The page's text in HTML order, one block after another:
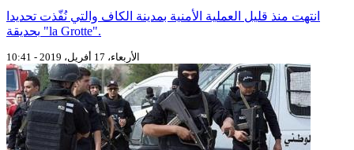
انتهت منذ قليل العملية الأمنية بمدينة الكاف والتي نُفّذت تحديدا
بحديقة "la Grotte".
الأربعاء، 17 أفريل، 2019 - 10:41